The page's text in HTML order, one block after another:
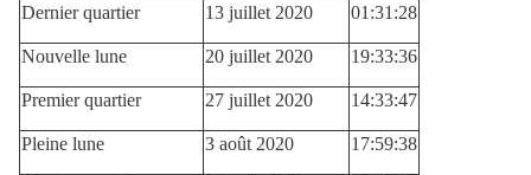
Dernier quartier 13 juillet 2020 01:31:28
Nouvelle lune 20 juillet 2020 19:33:36
Premier quartier 27 juillet 2020 14:33:47
Pleine lune 3 août 2020 17:59:38